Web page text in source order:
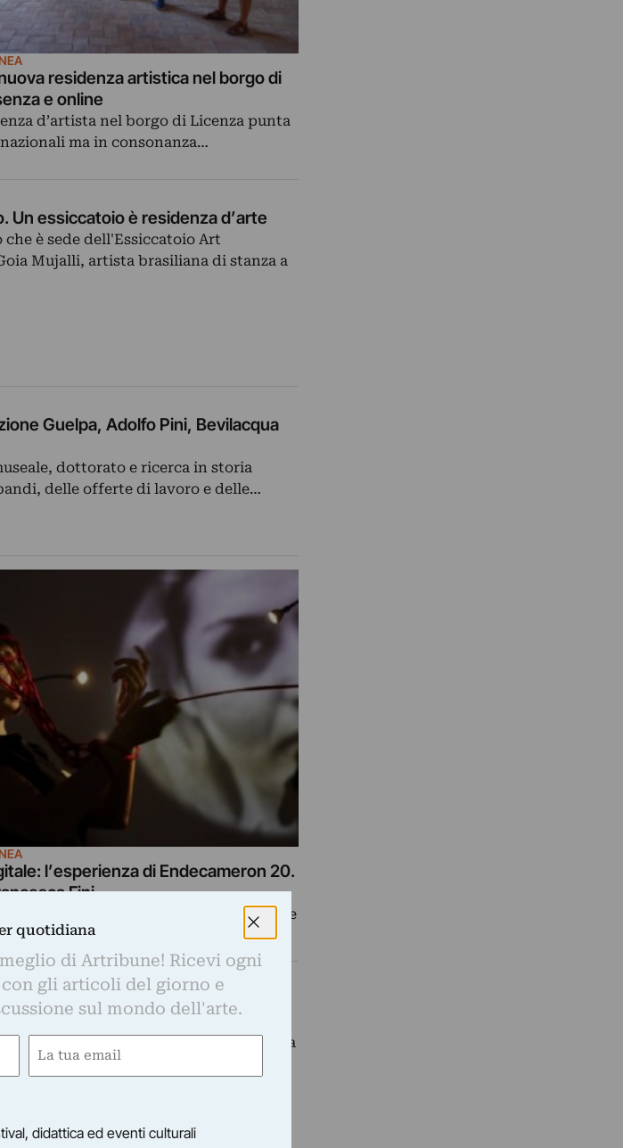
residenza artistica nel borgo di
e online
d’artista nel borgo di Licenza punta
ma in consonanza…
Un essiccatoio è residenza d’arte
è sede dell'Essiccatoio Art
Mujalli, artista brasiliana di stanza a
Guelpa, Adolfo Pini, Bevilacqua
dottorato e ricerca in storia
delle offerte di lavoro e delle…
l’esperienza di Endecameron 20.
Fini
27 luglio la residenza sperimentale
digital edition con un…
artistiche. Tutto questo è
per tornare a guardare vicino a
riflessione è nata…
quotidiana
di Artribune! Ricevi ogni
gli articoli del giorno e
sul mondo dell'arte.
Email
didattica ed eventi culturali